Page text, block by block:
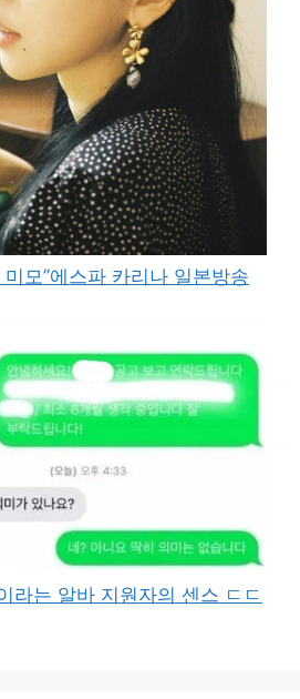
미모”에스파 카리나 일본방송
라는 알바 지원자의 센스 ㄷㄷ